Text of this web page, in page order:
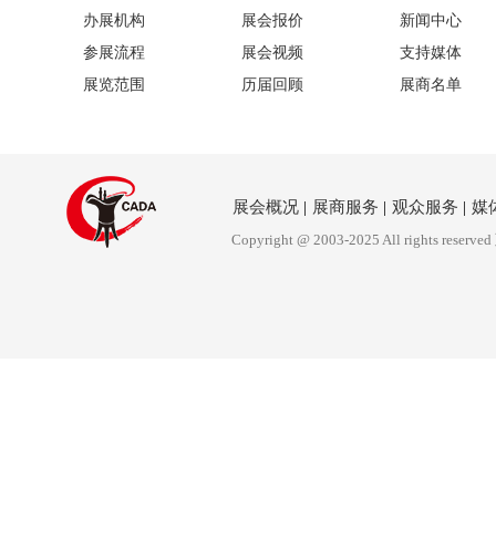
办展机构 展会报价
新闻中心
参展流程
展会视频
支持媒体
展览范围
历届回顾 展商名单
展会概况 | 展商服务 | 观众服务 | 媒
Copyright @ 2003-2025 All rights reserved